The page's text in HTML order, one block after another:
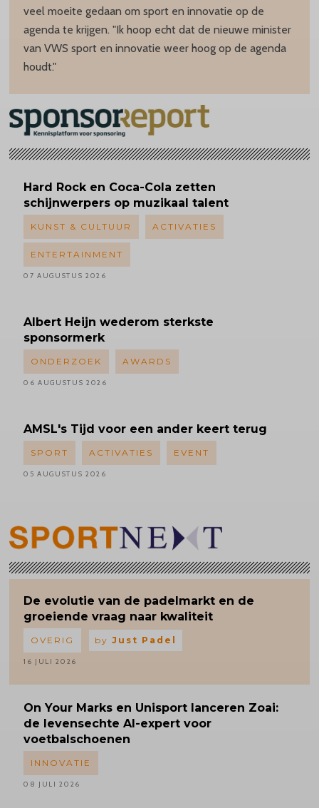
veel moeite gedaan om sport en innovatie op de
agenda te krijgen. "Ik hoop echt dat de nieuwe minister
van VWS sport en innovatie weer hoog op de agenda
houdt."
Hard Rock en Coca-Cola zetten
schijnwerpers op muzikaal talent
KUNST & CULTUUR ACTIVATIES
ENTERTAINMENT
07 AUGUSTUS 2026
Albert Heijn wederom sterkste
sponsormerk
ONDERZOEK AWARDS
06 AUGUSTUS 2026
AMSL's Tijd voor een ander keert terug
SPORT ACTIVATIES EVENT
05 AUGUSTUS 2026
De evolutie van de padelmarkt en de
groeiende vraag naar kwaliteit
OVERIG by Just Padel
16 JULI 2026
On Your Marks en Unisport lanceren Zoai:
de levensechte AI-expert voor
voetbalschoenen
INNOVATIE
08 JULI 2026